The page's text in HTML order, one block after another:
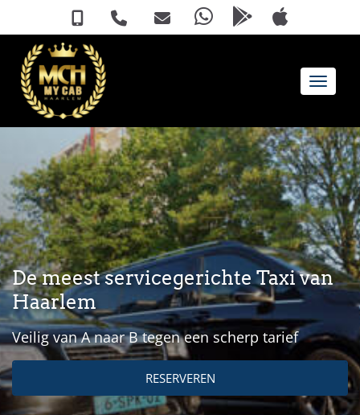
Toggle
De meest servicegerichte Taxi van
Haarlem
Veilig van A naar B tegen een scherp tarief
RESERVEREN